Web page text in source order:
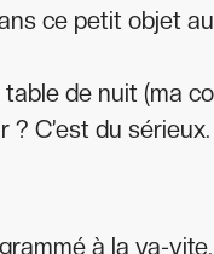
ce petit objet
de nuit (ma
? C’est du sérieux.
à la va-